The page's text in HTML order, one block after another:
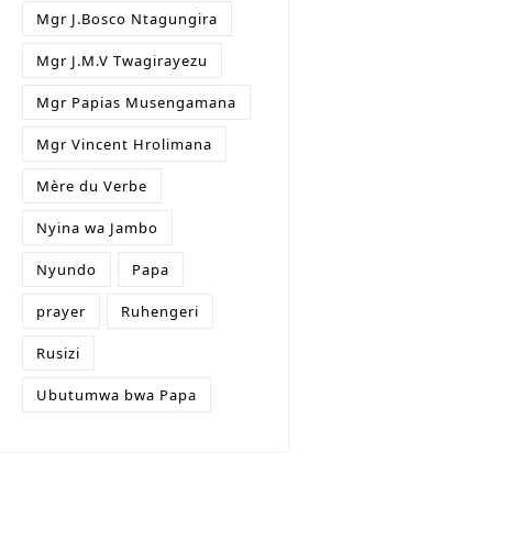
Mgr J.Bosco Ntagungira
Mgr J.M.V Twagirayezu
Mgr Papias Musengamana
Mgr Vincent Hrolimana
Mère du Verbe
Nyina wa Jambo
Nyundo Papa
prayer Ruhengeri
Rusizi
Ubutumwa bwa Papa